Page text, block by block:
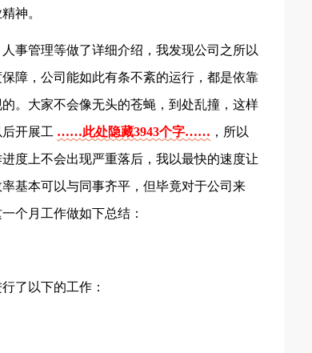
神。
事管理等做了详细介绍，我发现公司之所以
障，公司能如此有条不紊的运行，都是依靠
。大家不会像无头的苍蝇，到处乱撞，这样
开展工 ……此处隐藏3943个字…… ，所以
度上不会出现严重落后，我以最快的速度让
基本可以与同事齐平，但毕竟对于公司来
个月工作做如下总结：
了以下的工作：